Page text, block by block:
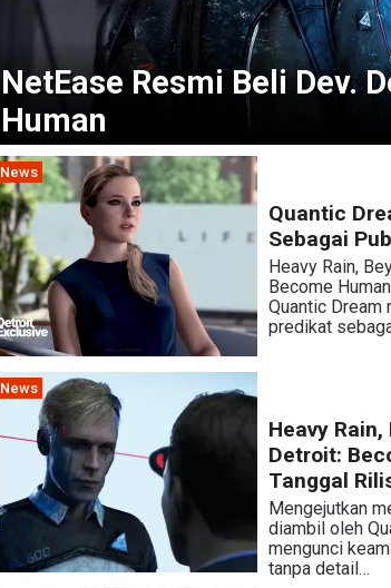
NetEase Resmi Beli Dev.
Human
News
Quantic
Sebagai
Heavy Rain,
Become
Quantic Dream
predikat
News
Heavy
Detroit:
Tanggal
Mengejutkan
diambil oleh
mengunci
tanpa detail…